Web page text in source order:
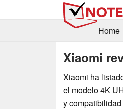
Home
Xiaomi
Xiaomi ha
el modelo 4K
y